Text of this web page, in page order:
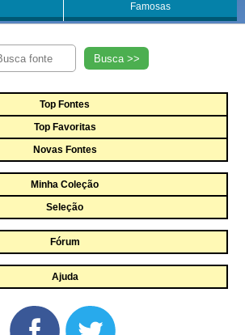
Famosas
Busca >>
Top Fontes
Top Favoritas
Novas Fontes
Minha Coleção
Seleção
Fórum
Ajuda